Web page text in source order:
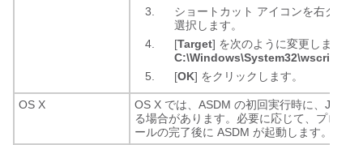
ショートカット アイコンを右クリッ
選択します。
[Target] を次のように変更します。
[OK] をクリックします。
OS X
OS X では、ASDM の初回実行時に、Java
る場合があります。必要に応じて、プロン
ールの完了後に ASDM が起動します。